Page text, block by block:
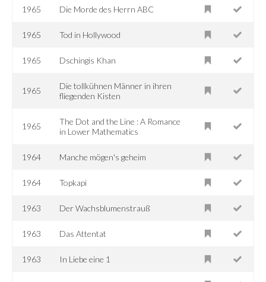
1965 Die Morde des Herrn ABC
1965 Tod in Hollywood
1965 Dschingis Khan
1965
Die tollkühnen Männer in ihren
fliegenden Kisten
1965
The Dot and the Line : A Romance
in Lower Mathematics
1964 Manche mögen's geheim
1964 Topkapi
1963 Der Wachsblumenstrauß
1963 Das Attentat
1963 In Liebe eine 1